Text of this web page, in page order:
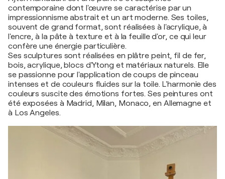
contemporaine dont l'œuvre se caractérise par un
impressionnisme abstrait et un art moderne. Ses toiles,
souvent de grand format, sont réalisées à l'acrylique, à
l'encre, à la pâte à texture et à la feuille d'or, ce qui leur
confère une énergie particulière.
Ses sculptures sont réalisées en plâtre peint, fil de fer,
bois, acrylique, blocs d'Ytong et matériaux naturels. Elle
se passionne pour l'application de coups de pinceau
intenses et de couleurs fluides sur la toile. L'harmonie des
couleurs suscite des émotions fortes. Ses peintures ont
été exposées à Madrid, Milan, Monaco, en Allemagne et
à Los Angeles.